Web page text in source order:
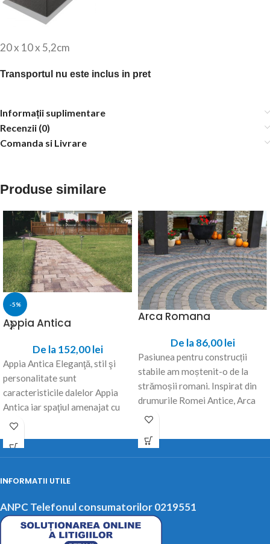
20 x 10 x 5,2cm
Transportul nu este inclus in pret
Informații suplimentare
Recenzii (0)
Comanda si Livrare
Produse similare
-5%
Appia Antica
De la 152,00lei
Appia Antica Eleganţă, stil şi
personalitate sunt
caracteristicile dalelor Appia
Antica iar spaţiul amenajat cu
aceste dale devine locul de
Arca Romana
De la 86,00lei
Pasiunea pentru construcții
stabile am moștenit-o de la
strămoșii romani. Inspirat din
drumurile Romei Antice, Arca
Romana este un produs
INFORMATII UTILE
ANPC Telefonul consumatorilor 0219551